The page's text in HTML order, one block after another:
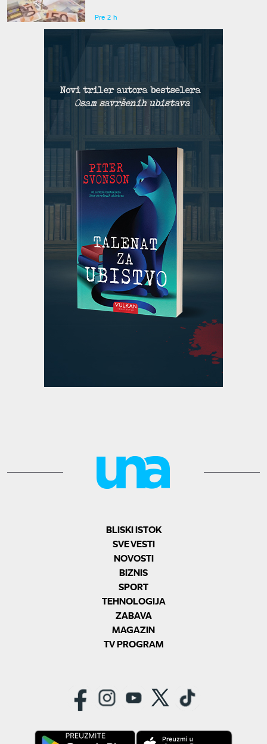
Pre 2 h
BLISKI ISTOK
SVE VESTI
NOVOSTI
BIZNIS
SPORT
TEHNOLOGIJA
ZABAVA
MAGAZIN
TV PROGRAM